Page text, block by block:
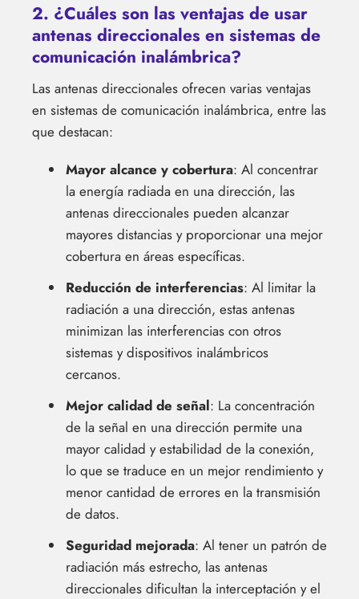
2. ¿Cuáles son las ventajas de usar
antenas direccionales en sistemas de
comunicación inalámbrica?
Las antenas direccionales ofrecen varias ventajas
en sistemas de comunicación inalámbrica, entre las
que destacan:
Mayor alcance y cobertura: Al concentrar
la energía radiada en una dirección, las
antenas direccionales pueden alcanzar
mayores distancias y proporcionar una mejor
cobertura en áreas específicas.
Reducción de interferencias: Al limitar la
radiación a una dirección, estas antenas
minimizan las interferencias con otros
sistemas y dispositivos inalámbricos
cercanos.
Mejor calidad de señal: La concentración
de la señal en una dirección permite una
mayor calidad y estabilidad de la conexión,
lo que se traduce en un mejor rendimiento y
menor cantidad de errores en la transmisión
de datos.
Seguridad mejorada: Al tener un patrón de
radiación más estrecho, las antenas
direccionales dificultan la interceptación y el